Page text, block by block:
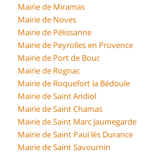
Mairie de Miramas
Mairie de Noves
Mairie de Pélissanne
Mairie de Peyrolles en Provence
Mairie de Port de Bouc
Mairie de Rognac
Mairie de Roquefort la Bédoule
Mairie de Saint Andiol
Mairie de Saint Chamas
Mairie de Saint Marc Jaumegarde
Mairie de Saint Paul lès Durance
Mairie de Saint Savournin